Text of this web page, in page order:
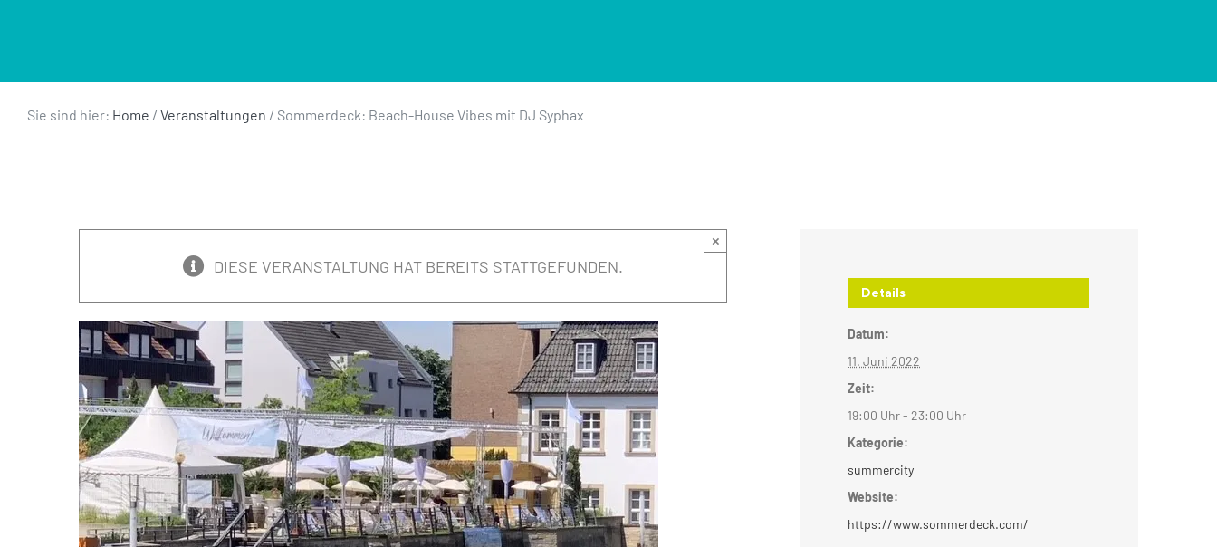
Sie sind hier: Home / Veranstaltungen / Sommerdeck: Beach-House Vibes mit DJ Syphax
DIESE VERANSTALTUNG HAT BEREITS STATTGEFUNDEN.
×
Details
Datum:
11. Juni 2022
Zeit:
19:00 Uhr - 23:00 Uhr
Kategorie:
summercity
Website:
https://www.sommerdeck.com/